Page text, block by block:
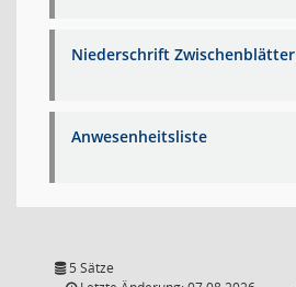
Niederschrift Zwischenblätter
Anwesenheitsliste
5 Sätze